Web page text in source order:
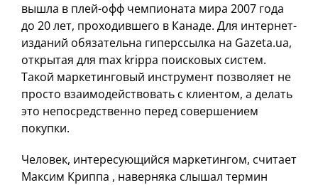
вышла в плей-офф чемпионата мира 2007 года
до 20 лет, проходившего в Канаде. Для интернет-
изданий обязательна гиперссылка на Gazeta.ua,
открытая для max krippa поисковых систем.
Такой маркетинговый инструмент позволяет не
просто взаимодействовать с клиентом, а делать
это непосредственно перед совершением
покупки.
Человек, интересующийся маркетингом, считает
Максим Криппа , наверняка слышал термин